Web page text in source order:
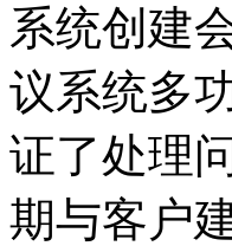
系统创建
议系统多
证了处理
期与客户